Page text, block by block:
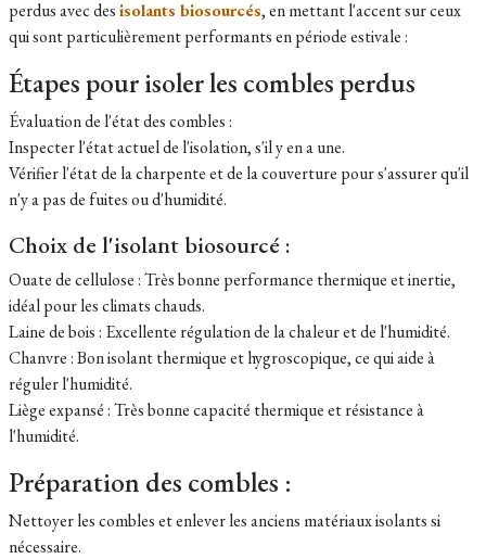
perdus avec desisolants biosourcés, en mettant l'accent sur ceux
qui sont particulièrement performants en période estivale :
Étapes pour isoler les combles perdus
Évaluation de l'état des combles :
Inspecter l'état actuel de l'isolation, s'il y en a une.
Vérifier l'état de la charpente et de la couverture pour s'assurer qu'il
n'y a pas de fuites ou d'humidité.
Choix de l'isolant biosourcé :
Ouate de cellulose : Très bonne performance thermique et inertie,
idéal pour les climats chauds.
Laine de bois : Excellente régulation de la chaleur et de l'humidité.
Chanvre : Bon isolant thermique et hygroscopique, ce qui aide à
réguler l'humidité.
Liège expansé : Très bonne capacité thermique et résistance à
l'humidité.
Préparation des combles :
Nettoyer les combles et enlever les anciens matériaux isolants si
nécessaire.